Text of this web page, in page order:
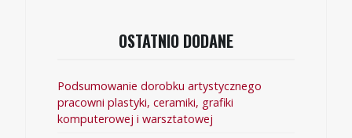
OSTATNIO DODANE
Podsumowanie dorobku artystycznego
pracowni plastyki, ceramiki, grafiki
komputerowej i warsztatowej